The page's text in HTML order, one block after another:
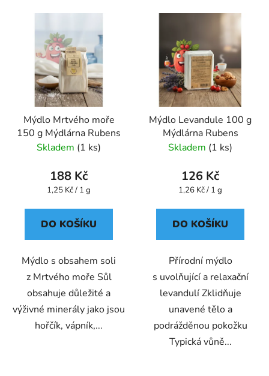
Mýdlo Mrtvého moře
150 g Mýdlárna Rubens
Skladem (1 ks)
188 Kč
Měrná
1,25 Kč / 1 g
DO KOŠÍKU
Mýdlo s obsahem soli
z Mrtvého moře Sůl
obsahuje důležité a
výživné minerály jako jsou
hořčík, vápník,...
Mýdlo Levandule 100 g
Mýdlárna Rubens
Skladem (1 ks)
126 Kč
Měrná
1,26 Kč / 1 g
DO KOŠÍKU
Přírodní mýdlo
s uvolňující a relaxační
levandulí Zklidňuje
unavené tělo a
podrážděnou pokožku
Typická vůně...